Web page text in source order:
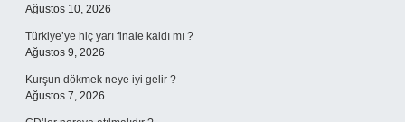
Ağustos 10, 2026
Türkiye’ye hiç yarı finale kaldı mı ?
Ağustos 9, 2026
Kurşun dökmek neye iyi gelir ?
Ağustos 7, 2026